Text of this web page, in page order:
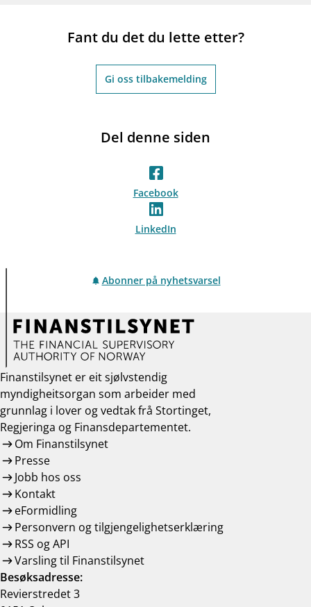
Fant du det du lette etter?
Gi oss tilbakemelding
Del denne siden
Facebook
LinkedIn
Abonner på nyhetsvarsel
Finanstilsynet er eit sjølvstendig
myndigheitsorgan som arbeider med
grunnlag i lover og vedtak frå Stortinget,
Regjeringa og Finansdepartementet.
Om Finanstilsynet
Presse
Jobb hos oss
Kontakt
eFormidling
Personvern og tilgjengelighetserklæring
RSS og API
Varsling til Finanstilsynet
Besøksadresse:
Revierstredet 3